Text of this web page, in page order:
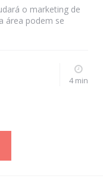
o marketing de
área podem se
4 min